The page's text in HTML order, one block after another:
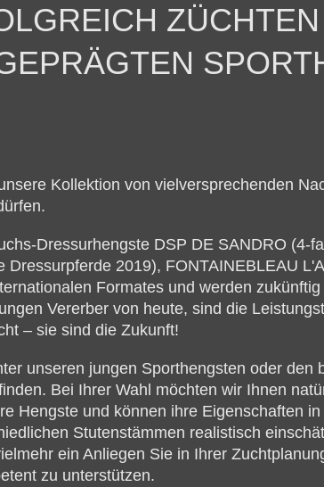
Kollektion von vielversprechenden
Dressurhengste DSP DE SANDRO (4-
Dressurpferde 2019), FONTAINEBLEAU
Formates und werden
Vererber von heute, sind die
– sie sind die Zukunft!
unseren jungen Sporthengsten oder den
Bei Ihrer Wahl möchten wir Ihnen
Hengste und können ihre Eigenschaften
Stutenstämmen realistisch
ein Anliegen Sie in Ihrer
zu unterstützen.